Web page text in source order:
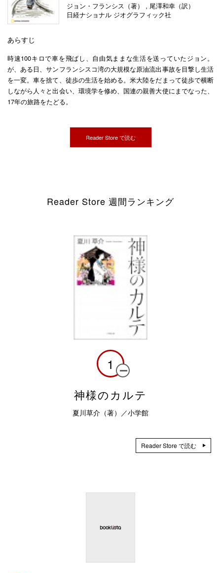
ジョン・フランシス（著） , 尾澤和幸（訳）
日経ナショナル ジオグラフィック社
あらすじ
時速100キロで車を飛ばし、自由気ままな生活を送っていたジョン。
が、ある日、サンフランシスコ湾の大規模な原油流出事故を目撃し生活
を一変。車を捨て、徒歩の生活を始める。米大陸をだまって徒歩で横断
しながら人々と出会い、環境学を修め、国連の親善大使にまでなった、
17年の旅路をたどる。
Reader Store で読む
Reader Store 週間ランキング
1
神様のカルテ
夏川草介（著）／小学館
Reader Store で読む